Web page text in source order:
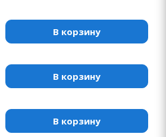
В корзину
В корзину
В корзину